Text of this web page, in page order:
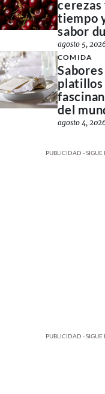
cerezas
tiempo
sabor
agosto 5,
COMIDA
platillos
del
agosto 4,
PUBLICIDAD -
PUBLICIDAD -